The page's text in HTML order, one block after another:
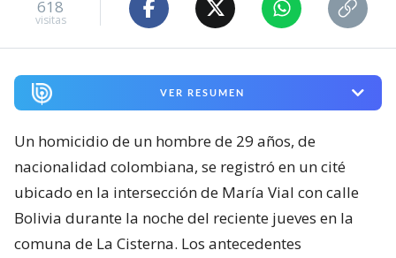
618
visitas
VER RESUMEN
Un homicidio de un hombre de 29 años, de
nacionalidad colombiana, se registró en un cité
ubicado en la intersección de María Vial con calle
Bolivia durante la noche del reciente jueves en la
comuna de La Cisterna. Los antecedentes